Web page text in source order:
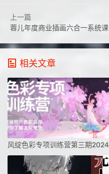
上一篇
蓉儿年度商业插画六合一系统课
相关文章
风绽色彩专项训练营第三期2024